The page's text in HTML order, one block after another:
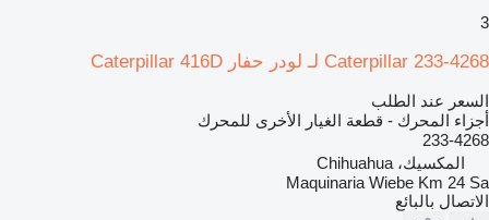
3
Caterpillar 233-4268 لـ لودر حفار Caterpillar 416D
السعر عند الطلب
أجزاء المحرك - قطعة الغيار الأخرى للمحرك
233-4268
المكسيك، Chihuahua
Maquinaria Wiebe Km 24 Sa
الاتصال بالبائع